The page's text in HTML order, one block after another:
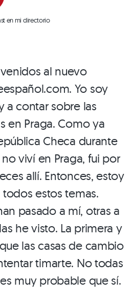
en mi directorio
al nuevo
Yo soy
a contar sobre las
en Praga. Como ya
Checa durante
viví en Praga, fui por
allí. Entonces, estoy
estos temas.
pasado a mí, otras a
he visto. La primera y
las casas de cambio
timarte. No todas
muy probable que sí.